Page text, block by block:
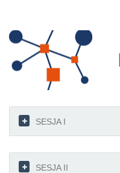
SESJA I
SESJA II